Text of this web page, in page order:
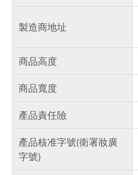
製造商地址
商品高度
商品寬度
產品責任險
產品核准字號(衛署妝廣
字號)